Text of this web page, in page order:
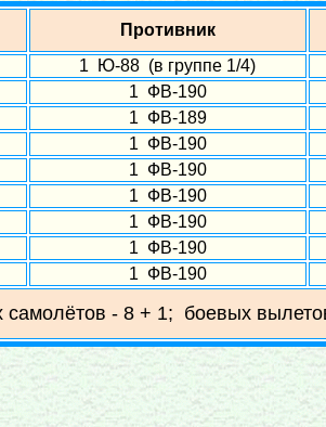
Противник
1 Ю-88 (в группе 1/4)
1 ФВ-190
1 ФВ-189
1 ФВ-190
1 ФВ-190
1 ФВ-190
1 ФВ-190
1 ФВ-190
1 ФВ-190
самолётов - 8 + 1; боевых